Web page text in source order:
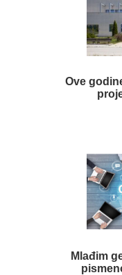
Ove
Mlađim